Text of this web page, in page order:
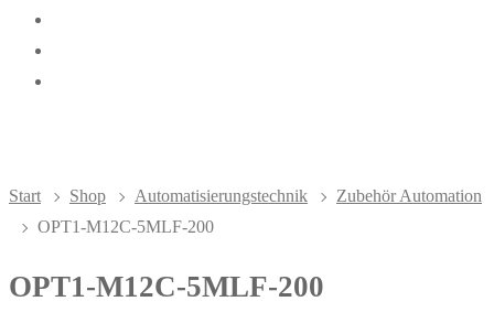
Start Shop Automatisierungstechnik
Zubehör Automation
OPT1-M12C-5MLF-200
OPT1-M12C-5MLF-200